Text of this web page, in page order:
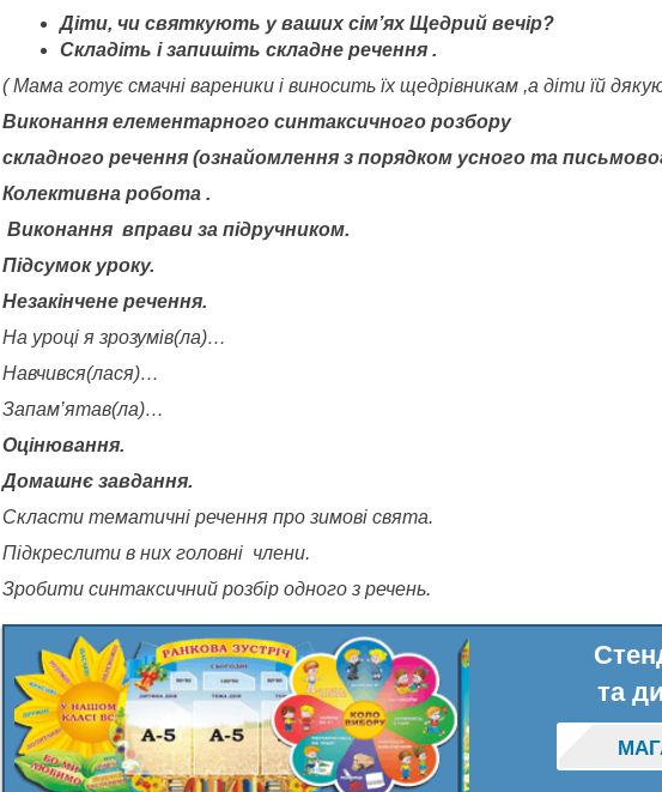
Діти, чи святкують у ваших сім’ях Щедрий вечір?
Складіть і запишіть складне речення .
( Мама готує смачні вареники і виносить їх щедрівникам ,а діти їй
Виконання елементарного синтаксичного розбору
складного речення (ознайомлення з порядком усного та
Колективна робота .
Виконання вправи за підручником.
Підсумок уроку.
Незакінчене речення.
На уроці я зрозумів(ла)…
Навчився(лася)…
Запам’ятав(ла)…
Оцінювання.
Домашнє завдання.
Скласти тематичні речення про зимові свята.
Підкреслити в них головні члени.
Зробити синтаксичний розбір одного з речень.
та